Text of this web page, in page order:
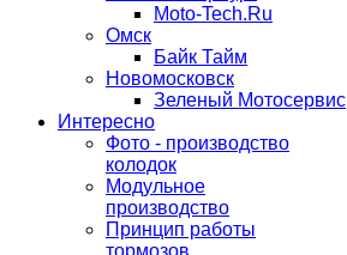
Moto-Tech.Ru
Омск
Байк Тайм
Новомосковск
Зеленый Мотосервис
Интересно
Фото - производство
колодок
Модульное
производство
Принцип работы
тормозов